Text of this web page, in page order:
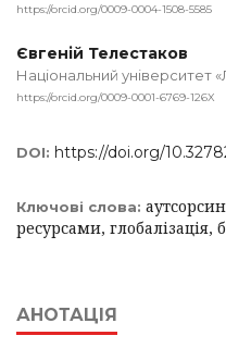
https://orcid.org/0009-0004-1508-5585
Євгеній Телестаков
Національний університет
https://orcid.org/0009-0001-6769-126X
DOI: https://doi.org/
Ключові слова:
ресурсами, глобалізація,
АНОТАЦІЯ